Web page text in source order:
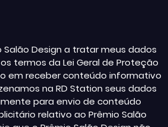
Salão Design a tratar meus dados
termos da Lei Geral de Proteção
em receber conteúdo informativo
na RD Station seus dados
para envio de conteúdo
relativo ao Prêmio Salão